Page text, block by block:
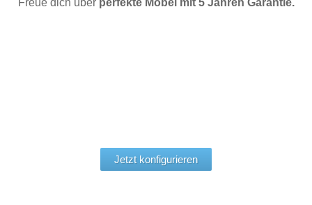
Freue dich über perfekte Möbel mit 5 Jahren Garantie.
Jetzt konfigurieren